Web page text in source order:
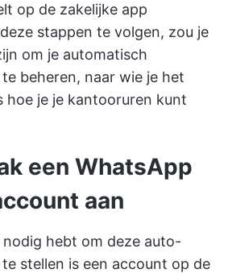
op de zakelijke app
stappen te volgen, zou je
om je automatisch
beheren, naar wie je het
hoe je je kantooruren kunt
een WhatsApp
aan
hebt om deze auto-
stellen is een account op de